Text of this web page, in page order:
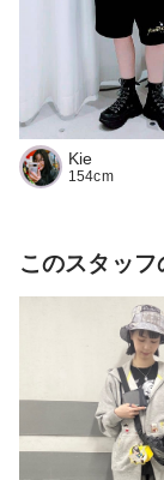
Kie
154cm
このスタッフ